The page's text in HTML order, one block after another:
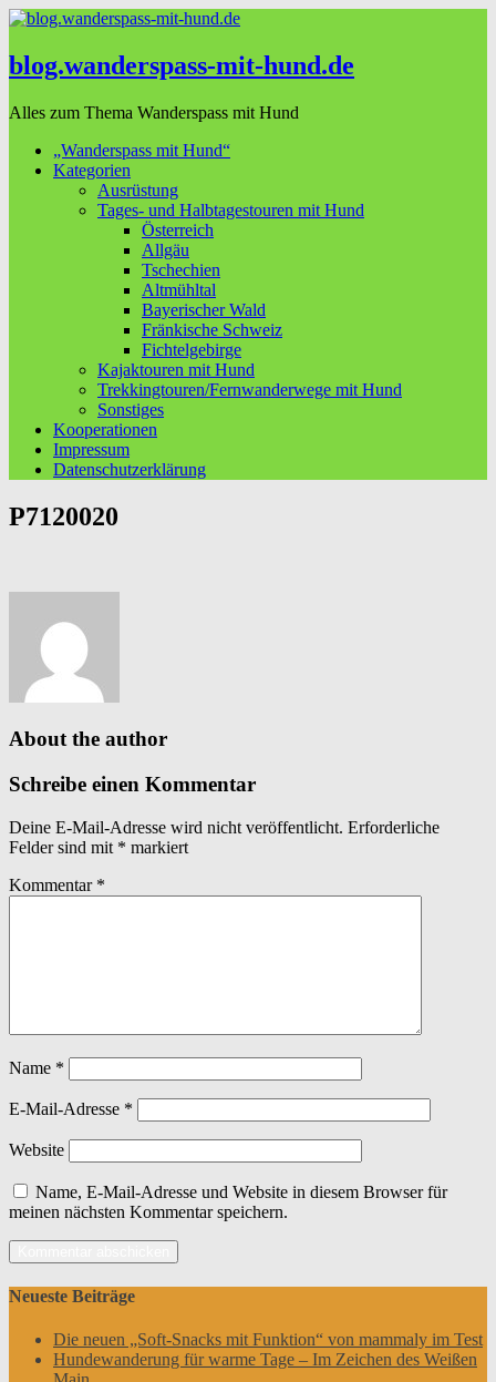
blog.wanderspass-mit-hund.de
Alles zum Thema Wanderspass mit Hund
„Wanderspass mit Hund“
Kategorien
Ausrüstung
Tages- und Halbtagestouren mit Hund
Österreich
Allgäu
Tschechien
Altmühltal
Bayerischer Wald
Fränkische Schweiz
Fichtelgebirge
Kajaktouren mit Hund
Trekkingtouren/Fernwanderwege mit Hund
Sonstiges
Kooperationen
Impressum
Datenschutzerklärung
P7120020
About the author
Schreibe einen Kommentar
Deine E-Mail-Adresse wird nicht veröffentlicht. Erforderliche
Felder sind mit * markiert
Kommentar *
Name *
E-Mail-Adresse *
Website
Name, E-Mail-Adresse und Website in diesem Browser für
meinen nächsten Kommentar speichern.
Neueste Beiträge
Die neuen „Soft-Snacks mit Funktion“ von mammaly im Test
Hundewanderung für warme Tage – Im Zeichen des Weißen